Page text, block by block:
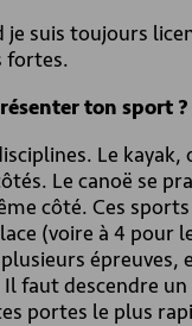
je suis toujours
fortes.
ton sport ?
Le kayak,
Le canoë se
côté. Ces
(voire à 4 pour
épreuves,
Il faut descendre
portes le plus